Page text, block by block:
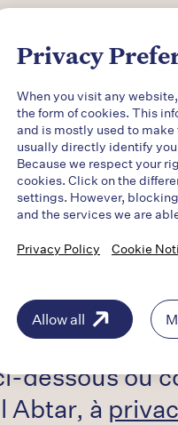
ou des
qui
Nous
à la
ou pour
nos
dessous ou
Abtar, à
Privacy
When you visit any
the form of cookies. This
and is mostly used to
usually directly identify
Because we respect your
cookies. Click on the
settings. However,
and the services we are
Privacy Policy Cookie
Allow all